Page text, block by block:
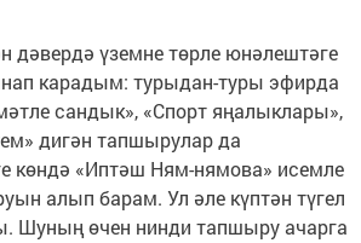
дәвердә үземне төрле юнәлештәге
карадым: турыдан-туры эфирда
сандык», «Спорт яңалыклары»,
дигән тапшырулар да
көндә «Иптәш Ням-нямова» исемле
алып барам. Ул әле күптән түгел
Шуның өчен нинди тапшыру ачарга